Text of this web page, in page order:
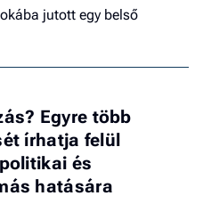
jutott egy belső
Egyre több
írhatja felül
és
hatására